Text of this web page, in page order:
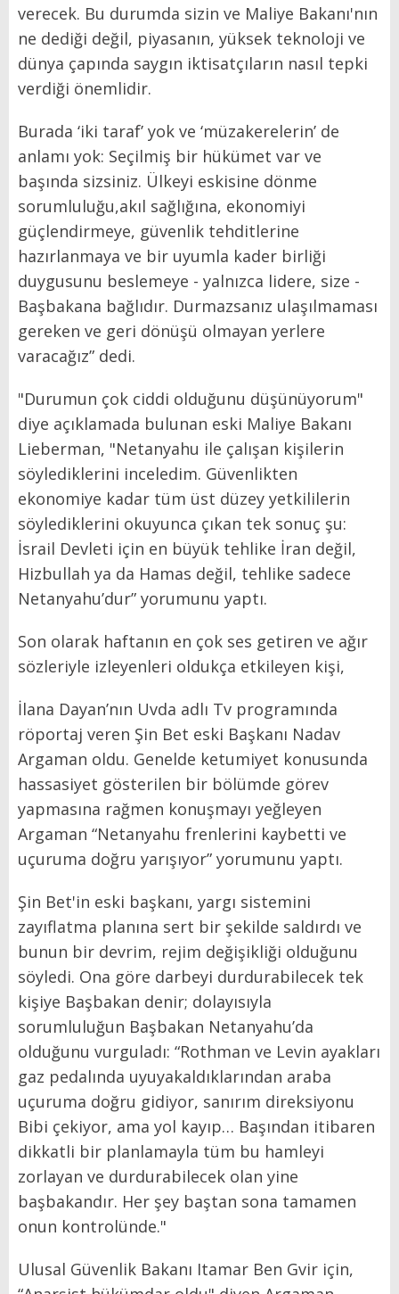
verecek. Bu durumda sizin ve Maliye Bakanı'nın
ne dediği değil, piyasanın, yüksek teknoloji ve
dünya çapında saygın iktisatçıların nasıl tepki
verdiği önemlidir.
Burada ‘iki taraf’ yok ve ‘müzakerelerin’ de
anlamı yok: Seçilmiş bir hükümet var ve
başında sizsiniz. Ülkeyi eskisine dönme
sorumluluğu,akıl sağlığına, ekonomiyi
güçlendirmeye, güvenlik tehditlerine
hazırlanmaya ve bir uyumla kader birliği
duygusunu beslemeye - yalnızca lidere, size -
Başbakana bağlıdır. Durmazsanız ulaşılmaması
gereken ve geri dönüşü olmayan yerlere
varacağız” dedi.
"Durumun çok ciddi olduğunu düşünüyorum"
diye açıklamada bulunan eski Maliye Bakanı
Lieberman, "Netanyahu ile çalışan kişilerin
söylediklerini inceledim. Güvenlikten
ekonomiye kadar tüm üst düzey yetkililerin
söylediklerini okuyunca çıkan tek sonuç şu:
İsrail Devleti için en büyük tehlike İran değil,
Hizbullah ya da Hamas değil, tehlike sadece
Netanyahu’dur” yorumunu yaptı.
Son olarak haftanın en çok ses getiren ve ağır
sözleriyle izleyenleri oldukça etkileyen kişi,
İlana Dayan’nın Uvda adlı Tv programında
röportaj veren Şin Bet eski Başkanı Nadav
Argaman oldu. Genelde ketumiyet konusunda
hassasiyet gösterilen bir bölümde görev
yapmasına rağmen konuşmayı yeğleyen
Argaman “Netanyahu frenlerini kaybetti ve
uçuruma doğru yarışıyor” yorumunu yaptı.
Şin Bet'in eski başkanı, yargı sistemini
zayıflatma planına sert bir şekilde saldırdı ve
bunun bir devrim, rejim değişikliği olduğunu
söyledi. Ona göre darbeyi durdurabilecek tek
kişiye Başbakan denir; dolayısıyla
sorumluluğun Başbakan Netanyahu’da
olduğunu vurguladı: “Rothman ve Levin ayakları
gaz pedalında uyuyakaldıklarından araba
uçuruma doğru gidiyor, sanırım direksiyonu
Bibi çekiyor, ama yol kayıp… Başından itibaren
dikkatli bir planlamayla tüm bu hamleyi
zorlayan ve durdurabilecek olan yine
başbakandır. Her şey baştan sona tamamen
onun kontrolünde."
Ulusal Güvenlik Bakanı Itamar Ben Gvir için,